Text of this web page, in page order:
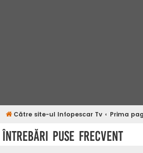
Către site-ul Infopescar Tv Prima
Întrebări puse frecvent